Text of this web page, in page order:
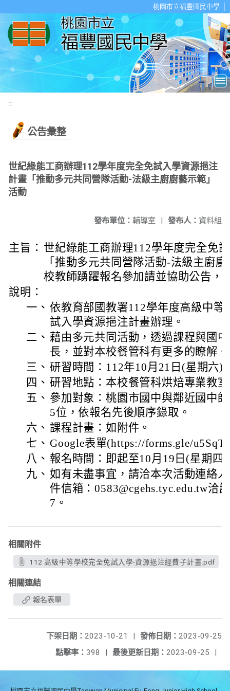
桃園市立福豐國民中學
:::
公告彙整
世紀綠能工商辦理112學年度完全免試入學資源挹注
計畫「推動多元共同營隊活動-法級主廚廚藝示範」
活動
發布人： 資料組
發布單位： 輔導室 |
主旨： 世紀綠能工商辦理112學年度完全免
「推動多元共同營隊活動-法級主廚
校教師踴躍報名參加請並協助公告，
說明：
一、 依教育部國教署112學年度高級中等
試入學資源挹注計畫辦理。
二、 藉由多元共同活動，透過課程與國
長，並對本校餐管科有更多的瞭解。
三、 研習時間：112年10月21日(星期六
四、 研習地點：本校餐管科烘焙專業教
五、 參加對象：桃園市國中與鄰近國中
5位，依報名先後順序錄取。
六、 課程計畫：如附件。
七、 Google表單(https://forms.gle/
八、 報名時間：即起至10月19日(星期四
九、 如有未盡事宜，請洽本次活動連絡
件信箱：0583@cgehs.tyc.edu.tw洽
7。
相關附件
112 高級中等學校完全免試入學-資源挹注經費子計畫.pdf
相關連結
報名表單
發佈日期： 2023-09-25
下架日期： 2023-10-21
|
最後更新日期： 2023-09-25 |
點擊率： 398 |